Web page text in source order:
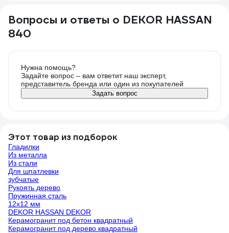
Вопросы и ответы о DEKOR HASSAN
840
Нужна помощь?
Задайте вопрос – вам ответит наш эксперт,
представитель бренда или один из покупателей
Задать вопрос
Этот товар из подборок
Гладилки
Из металла
Из стали
Для шпатлевки
зубчатые
Рукоять дерево
Пружинная сталь
12х12 мм
DEKOR HASSAN DEKOR
Керамогранит под бетон квадратный
Керамогранит под дерево квадратный